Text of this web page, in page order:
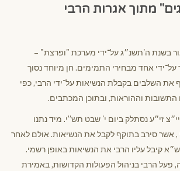
מתוך אגרות הרבי
בשנת ה'תשנ״ג על־ידי מערכת "ופרצת" –
אחד מבחירי התמימים. חן מיוחד נסוך
את השלבים בקבלת הנשיאות על־ידי הרבי, כפי
התשובות וההוראות, ובתוכן המכתבים.
זי״ע נסתלק ביום י' שבט תש”י. מיד נתנו
, אשר סירב בתוקף לקבל את הנשיאות. אולם לאחר
קיבל עליו הרבי את הנשיאות באופן רשמי.
הרבי בניהול הפעולות הקדושות, באמירת